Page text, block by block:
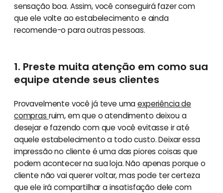
sensação boa. Assim, você conseguirá fazer com
que ele volte ao estabelecimento e ainda
recomende-o para outras pessoas.
1. Preste muita atenção em como sua
equipe atende seus clientes
Provavelmente você já teve umaexperiência de
compras ruim, em que o atendimento deixou a
desejar e fazendo com que você evitasse ir até
aquele estabelecimento a todo custo. Deixar essa
impressão no cliente é uma das piores coisas que
podem acontecer na sua loja. Não apenas porque o
cliente não vai querer voltar, mas pode ter certeza
que ele irá compartilhar a insatisfação dele com